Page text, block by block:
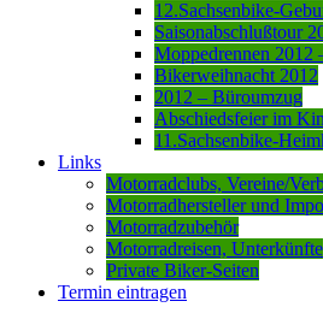
12.Sachsenbike-
Saisonabschlußtour
Moppedrennen 2012
Bikerweihnacht 2012
2012 – Büroumzug
Abschiedsfeier im
11.Sachsenbike-
Links
Motorradclubs, Vereine/
Motorradhersteller und
Motorradzubehör
Motorradreisen, Unterkünfte
Private Biker-Seiten
Termin eintragen